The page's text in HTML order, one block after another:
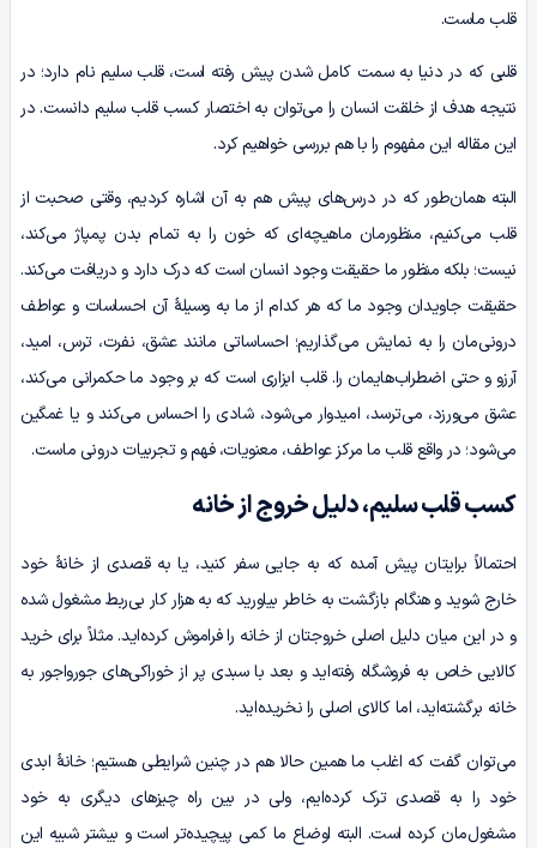
قلب ماست.
قلبی که در دنیا به سمت کامل شدن پیش رفته است، قلب سلیم نام دارد؛ در
نتیجه هدف از خلقت انسان را می‌توان به اختصار کسب قلب سلیم دانست. در
این مقاله این مفهوم را با هم بررسی خواهیم کرد.
البته همان‌طور که در درس‌های پیش هم به آن اشاره کردیم، وقتی صحبت از
قلب می‌کنیم، منظورمان ماهیچه‌ای که خون را به تمام بدن پمپاژ می‌کند،
نیست؛ بلکه منظور ما حقیقت وجود انسان است که درک دارد و دریافت می‌کند.
حقیقت جاویدان وجود ما که هر کدام از ما به وسیلۀ آن احساسات و عواطف
درونی‌مان را به نمایش می‌گذاریم؛ احساساتی مانند عشق، نفرت، ترس، امید،
آرزو و حتی اضطراب‌هایمان را. قلب ابزاری است که بر وجود ما حکمرانی می‌کند،
عشق می‌ورزد، می‌ترسد، امیدوار می‌شود، شادی را احساس می‎‌کند و یا غمگین
می‌شود؛ در واقع قلب ما مرکز عواطف، معنویات، فهم و تجربیات درونی ماست.
کسب قلب سلیم، دلیل خروج از خانه
احتمالاً برایتان پیش آمده که به جایی سفر کنید، یا به قصدی از خانۀ خود
خارج شوید و هنگام بازگشت به خاطر بیاورید که به هزار کار بی‌ربط مشغول شده
و در این میان دلیل اصلی خروجتان از خانه را فراموش کرده‌اید. مثلاً برای خرید
کالایی خاص به فروشگاه رفته‌اید و بعد با سبدی پر از خوراکی‌های جورواجور به
خانه برگشته‌اید، اما کالای اصلی را نخریده‌اید.
می‌توان گفت که اغلب ما همین حالا هم در چنین شرایطی هستیم؛ خانۀ ابدی
خود را به قصدی ترک کرده‌ایم، ولی در بین راه چیزهای دیگری به خود
مشغول‌مان کرده است. البته اوضاع ما کمی پیچیده‌تر است و بیشتر شبیه این